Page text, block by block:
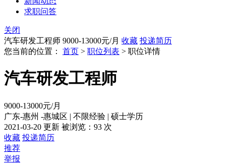
求职问答
关闭
汽车研发工程师 9000-13000元/月 收藏 投递简历
您当前的位置： 首页 > 职位列表 > 职位详情
汽车研发工程师
9000-13000元/月
广东-惠州 -惠城区 | 不限经验 | 硕士学历
2021-03-20 更新 被浏览： 93 次
收藏 投递简历
推荐
举报